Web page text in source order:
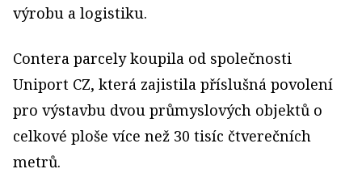
výrobu a logistiku.
Contera parcely koupila od společnosti
Uniport CZ, která zajistila příslušná povolení
pro výstavbu dvou průmyslových objektů o
celkové ploše více než 30 tisíc čtverečních
metrů.